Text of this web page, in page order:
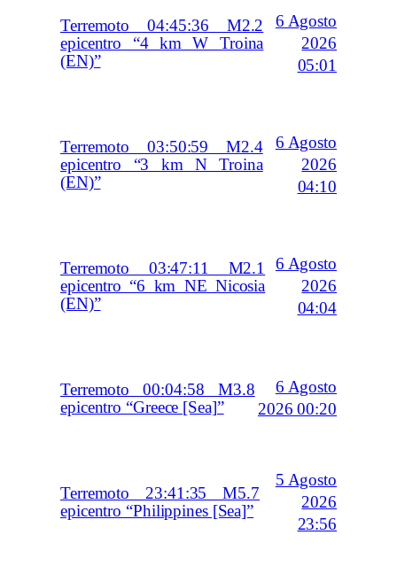
Terremoto 04:45:36 M2.2
epicentro “4 km W Troina
(EN)”
6 Agosto
2026
05:01
Terremoto 03:50:59 M2.4
epicentro “3 km N Troina
(EN)”
6 Agosto
2026
04:10
Terremoto 03:47:11 M2.1
epicentro “6 km NE Nicosia
(EN)”
6 Agosto
2026
04:04
Terremoto 00:04:58 M3.8
epicentro “Greece [Sea]”
6 Agosto
2026 00:20
Terremoto 23:41:35 M5.7
epicentro “Philippines [Sea]”
5 Agosto
2026
23:56